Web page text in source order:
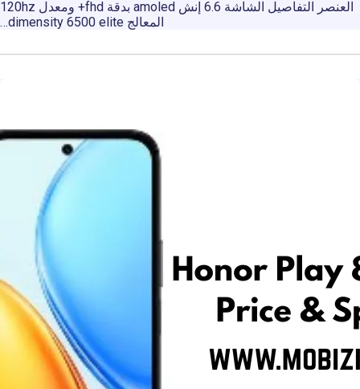
العنصر التفاصيل الشاشة 6.6 إنش amoled بدقة fhd+ ومعدل 120hz
المعالج dimensity 6500 elite…